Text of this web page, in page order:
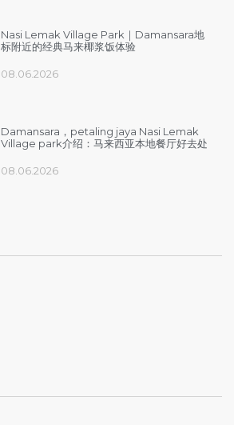
Nasi Lemak Village Park｜Damansara地
标附近的经典马来椰浆饭体验
08.06.2026
Damansara，petaling jaya Nasi Lemak
Village park介绍：马来西亚本地餐厅好去处
08.06.2026